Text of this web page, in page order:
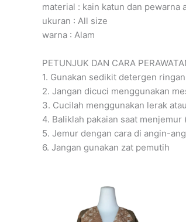
material : kain katun dan pewarna
ukuran : All size
warna : Alam
PETUNJUK DAN CARA
1. Gunakan sedikit detergen ringan
2. Jangan dicuci menggunakan
3. Cucilah menggunakan lerak
4. Baliklah pakaian saat menjemur
5. Jemur dengan cara di angin-
6. Jangan gunakan zat pemutih